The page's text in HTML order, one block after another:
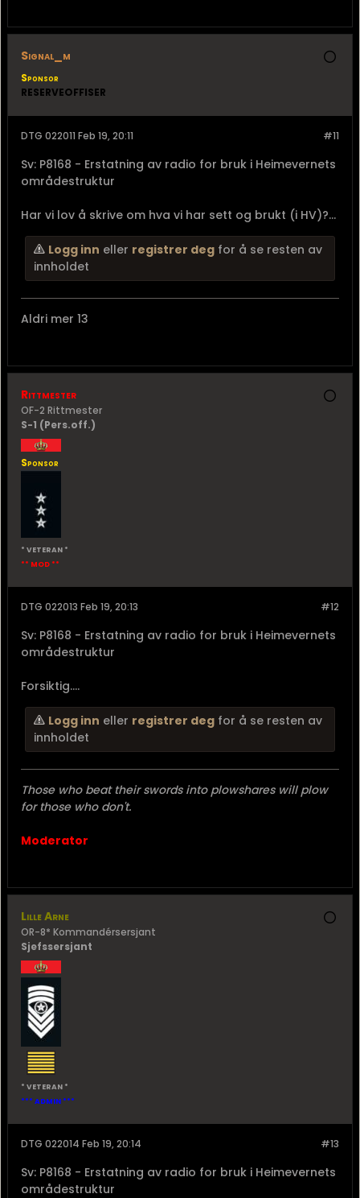
Signal_m
Sponsor
RESERVEOFFISER
#11
DTG 022011 Feb 19, 20:11
Sv: P8168 - Erstatning av radio for bruk i Heimevernets
områdestruktur
Har vi lov å skrive om hva vi har sett og brukt (i HV)?...
Logg inn eller registrer deg for å se resten av
innholdet
Aldri mer 13
Rittmester
OF-2 Rittmester
S-1 (Pers.off.)
Sponsor
* VETERAN *
** MOD **
#12
DTG 022013 Feb 19, 20:13
Sv: P8168 - Erstatning av radio for bruk i Heimevernets
områdestruktur
Forsiktig....
Logg inn eller registrer deg for å se resten av
innholdet
Those who beat their swords into plowshares will plow
for those who don't.
Moderator
Lille Arne
OR-8* Kommandérsersjant
Sjefssersjant
* VETERAN *
*** ADMIN ***
#13
DTG 022014 Feb 19, 20:14
Sv: P8168 - Erstatning av radio for bruk i Heimevernets
områdestruktur